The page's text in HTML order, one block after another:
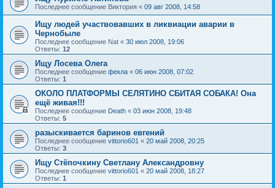
Последнее сообщение Виктория « 09 авг 2008, 14:58
Ищу людей участвовавших в ликвиации аварии в
Чернобыле
Последнее сообщение Nat « 30 июл 2008, 19:06
Ответы: 12
Ищу Лосева Олега
Последнее сообщение фекла « 06 июн 2008, 07:02
Ответы: 1
ОКОЛО ПЛАТФОРМЫ СЕЛЯТИНО СБИТАЯ СОБАКА! Она
ещё живая!!!
Последнее сообщение Death « 03 июн 2008, 19:48
Ответы: 5
разыскивается баринов евгений
Последнее сообщение vittorio601 « 20 май 2008, 20:25
Ответы: 3
Ищу Стёпочкину Светлану Александровну
Последнее сообщение vittorio601 « 20 май 2008, 18:27
Ответы: 1